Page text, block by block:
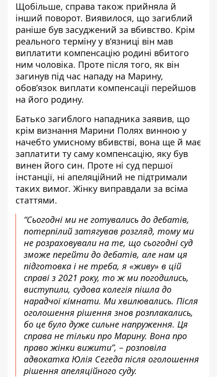
Щобільше, справа також прийняла й
інший поворот. Виявилося, що загиблий
раніше був засуджений за вбивство. Крім
реального терміну у в’язниці він мав
виплатити компенсацію родині вбитого
ним чоловіка. Проте після того, як він
загинув під час нападу на Марину,
обов’язок виплати компенсації перейшов
на його родину.
Батько загиблого нападника заявив, що
крім визнання Марини Полях винною у
начебто умисному вбивстві, вона ще й має
заплатити ту саму компенсацію, яку був
винен його син. Проте ні суд першої
інстанції, ні апеляційний не підтримали
таких вимог. Жінку виправдали за всіма
статтями.
“Сьогодні ми не готувались до дебатів,
потерпілий затягував розгляд, тому ми
не розраховували на те, що сьогодні суд
зможе перейти до дебатів, але нам ця
підготовка і не треба, я «живу» в цій
справі з 2021 року, то ж ми погодились,
виступили, судова колегія пішла до
нарадчої кімнати. Ми хвилювались. Після
оголошення рішення знов розплакались,
бо це було дуже сильне напруження. Ця
справа не тільки про Марину. Вона про
право жінки вижити”, – розповіла
адвокатка Юлія Сегеда після оголошення
рішення апеляційного суду.